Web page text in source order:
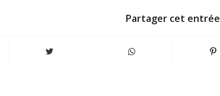
Partager cet entrée